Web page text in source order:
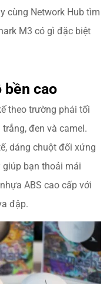
cùng Network Hub tìm
M3 có gì đặc biệt
bền cao
theo trường phái tối
đen và camel.
dáng chuột đối xứng
bạn thoải mái
ABS cao cấp với
đập.